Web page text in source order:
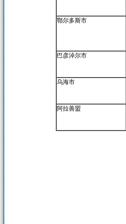
鄂尔多斯市
巴彦淖尔市
乌海市
阿拉善盟